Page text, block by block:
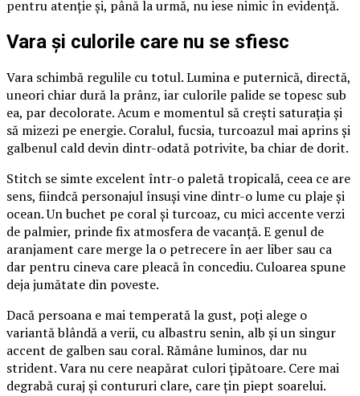
pentru atenție și, până la urmă, nu iese nimic în evidență.
Vara și culorile care nu se sfiesc
Vara schimbă regulile cu totul. Lumina e puternică, directă,
uneori chiar dură la prânz, iar culorile palide se topesc sub
ea, par decolorate. Acum e momentul să crești saturația și
să mizezi pe energie. Coralul, fucsia, turcoazul mai aprins și
galbenul cald devin dintr-odată potrivite, ba chiar de dorit.
Stitch se simte excelent într-o paletă tropicală, ceea ce are
sens, fiindcă personajul însuși vine dintr-o lume cu plaje și
ocean. Un buchet pe coral și turcoaz, cu mici accente verzi
de palmier, prinde fix atmosfera de vacanță. E genul de
aranjament care merge la o petrecere în aer liber sau ca
dar pentru cineva care pleacă în concediu. Culoarea spune
deja jumătate din poveste.
Dacă persoana e mai temperată la gust, poți alege o
variantă blândă a verii, cu albastru senin, alb și un singur
accent de galben sau coral. Rămâne luminos, dar nu
strident. Vara nu cere neapărat culori țipătoare. Cere mai
degrabă curaj și contururi clare, care țin piept soarelui.